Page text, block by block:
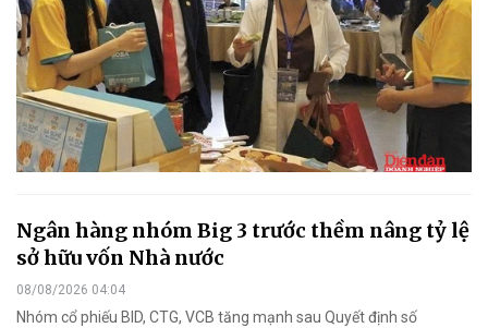
Ngân hàng nhóm Big 3 trước thềm nâng tỷ lệ
sở hữu vốn Nhà nước
08/08/2026 04:04
Nhóm cổ phiếu BID, CTG, VCB tăng mạnh sau Quyết định số